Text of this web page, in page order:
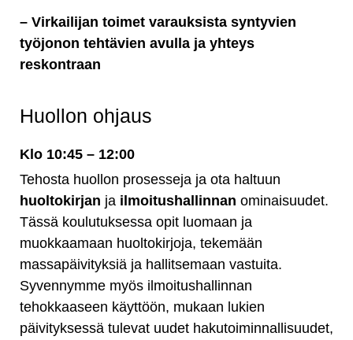
– Virkailijan toimet varauksista syntyvien
työjonon tehtävien avulla ja yhteys
reskontraan
Huollon ohjaus
Klo 10:45 – 12:00
Tehosta huollon prosesseja ja ota haltuun
huoltokirjan ja ilmoitushallinnan ominaisuudet.
Tässä koulutuksessa opit luomaan ja
muokkaamaan huoltokirjoja, tekemään
massapäivityksiä ja hallitsemaan vastuita.
Syvennymme myös ilmoitushallinnan
tehokkaaseen käyttöön, mukaan lukien
päivityksessä tulevat uudet hakutoiminnallisuudet,